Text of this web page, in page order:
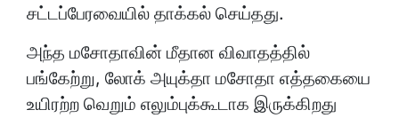
சட்டப்பேரவையில் தாக்கல் செய்தது.
அந்த மசோதாவின் மீதான விவாதத்தில்
பங்கேற்று, லோக் அயுக்தா மசோதா எத்தகையை
உயிரற்ற வெறும் எலும்புக்கூடாக இருக்கிறது